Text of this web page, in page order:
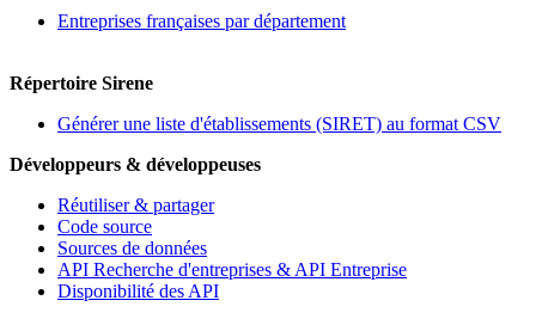
Entreprises françaises par département
Répertoire Sirene
Générer une liste d'établissements (SIRET) au format CSV
Développeurs & développeuses
Réutiliser & partager
Code source
Sources de données
API Recherche d'entreprises & API Entreprise
Disponibilité des API